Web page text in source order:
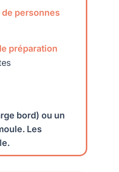
personnes
préparation
bord) ou un
Les